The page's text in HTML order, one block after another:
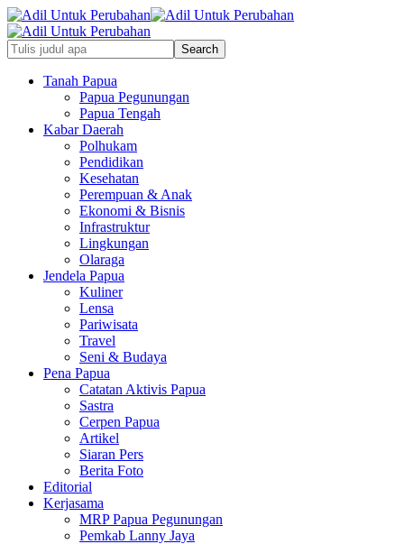
Tanah Papua
Papua Pegunungan
Papua Tengah
Kabar Daerah
Polhukam
Pendidikan
Kesehatan
Perempuan & Anak
Ekonomi & Bisnis
Infrastruktur
Lingkungan
Olaraga
Jendela Papua
Kuliner
Lensa
Pariwisata
Travel
Seni & Budaya
Pena Papua
Catatan Aktivis Papua
Sastra
Cerpen Papua
Artikel
Siaran Pers
Berita Foto
Editorial
Kerjasama
MRP Papua Pegunungan
Pemkab Lanny Jaya